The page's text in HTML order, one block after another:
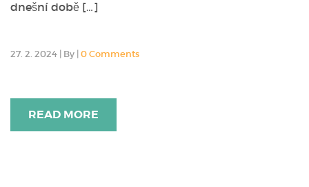
dnešní době […]
27. 2. 2024 | By | 0 Comments
READ MORE